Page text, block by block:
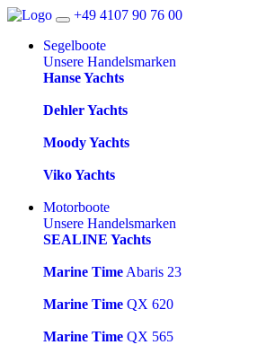
+49 4107 90 76 00
Segelboote
Unsere Handelsmarken
Hanse Yachts
Dehler Yachts
Moody Yachts
Viko Yachts
Motorboote
Unsere Handelsmarken
SEALINE Yachts
Marine Time Abaris 23
Marine Time QX 620
Marine Time QX 565